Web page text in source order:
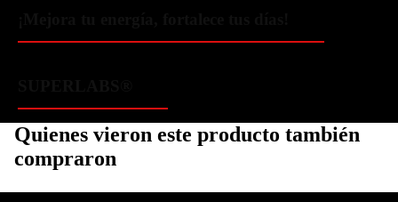
Quienes vieron este producto también
compraron